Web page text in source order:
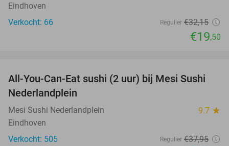
Eindhoven
Verkocht: 66
Regulier €32,15
€19,50
21%
All-You-Can-Eat sushi (2 uur) bij Mesi Sushi
Nederlandplein
Mesi Sushi Nederlandplein 9.7 star
Eindhoven
Verkocht: 505
Regulier €37,95